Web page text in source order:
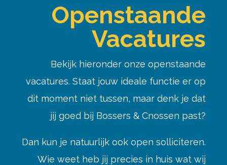
Openstaande
Vacatures
Bekijk hieronder onze openstaande
vacatures. Staat jouw ideale functie er op
dit moment niet tussen, maar denk je dat
jij goed bij Bossers & Cnossen past?
Dan kun je natuurlijk ook open solliciteren.
Wie weet heb jij precies in huis wat wij